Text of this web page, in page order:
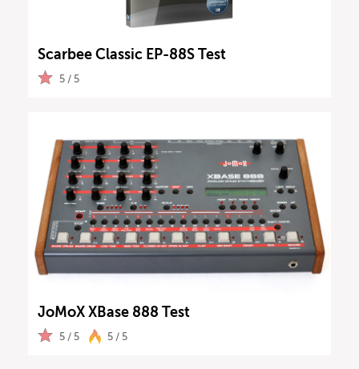
Scarbee Classic EP-88S Test
5 / 5
JoMoX XBase 888 Test
5 / 5 5 / 5